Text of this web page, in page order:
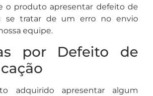
o produto apresentar defeito de
se tratar de um erro no envio
equipe.
por Defeito de
adquirido apresentar algum